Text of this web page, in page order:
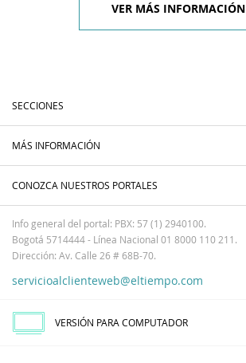
VER MÁS INFORMACIÓN
SECCIONES
MÁS INFORMACIÓN
CONOZCA NUESTROS PORTALES
Info general del portal: PBX: 57 (1) 2940100.
Bogotá 5714444 - Línea Nacional 01 8000 110 211.
Dirección: Av. Calle 26 # 68B-70.
servicioalclienteweb@eltiempo.com
VERSIÓN PARA COMPUTADOR